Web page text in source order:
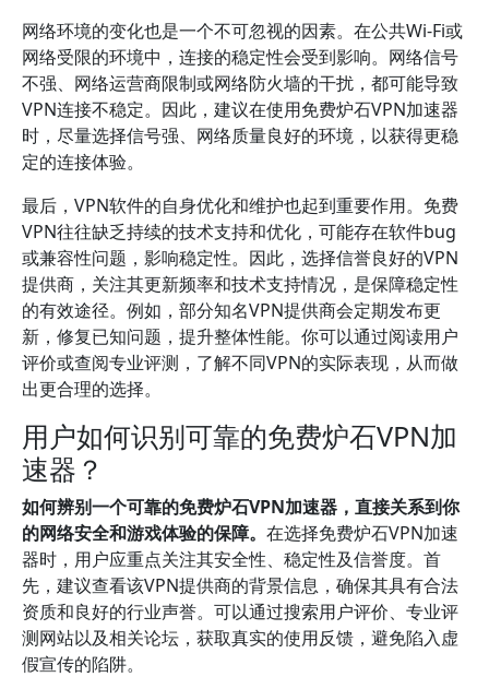
网络环境的变化也是一个不可忽视的因素。在公共Wi-Fi或
网络受限的环境中，连接的稳定性会受到影响。网络信号
不强、网络运营商限制或网络防火墙的干扰，都可能导致
VPN连接不稳定。因此，建议在使用免费炉石VPN加速器
时，尽量选择信号强、网络质量良好的环境，以获得更稳
定的连接体验。
最后，VPN软件的自身优化和维护也起到重要作用。免费
VPN往往缺乏持续的技术支持和优化，可能存在软件bug
或兼容性问题，影响稳定性。因此，选择信誉良好的VPN
提供商，关注其更新频率和技术支持情况，是保障稳定性
的有效途径。例如，部分知名VPN提供商会定期发布更
新，修复已知问题，提升整体性能。你可以通过阅读用户
评价或查阅专业评测，了解不同VPN的实际表现，从而做
出更合理的选择。
用户如何识别可靠的免费炉石VPN加
速器？
如何辨别一个可靠的免费炉石VPN加速器，直接关系到你
的网络安全和游戏体验的保障。 在选择免费炉石VPN加速
器时，用户应重点关注其安全性、稳定性及信誉度。首
先，建议查看该VPN提供商的背景信息，确保其具有合法
资质和良好的行业声誉。可以通过搜索用户评价、专业评
测网站以及相关论坛，获取真实的使用反馈，避免陷入虚
假宣传的陷阱。